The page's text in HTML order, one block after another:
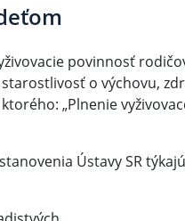
povinnosť
o výchovu,
„Plnenie
Ústavy SR